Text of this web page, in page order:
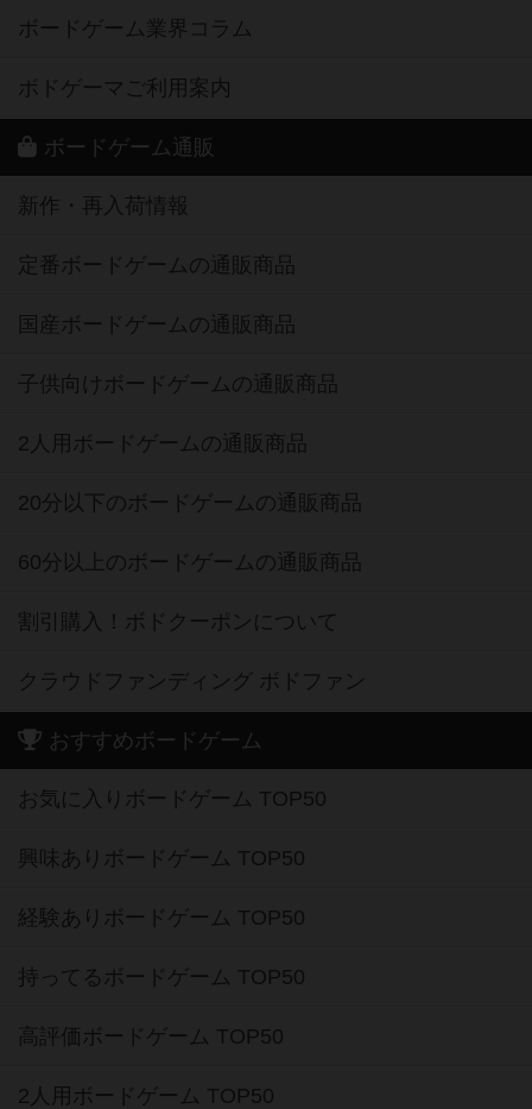
ボードゲーム業界コラム
ボドゲーマご利用案内
ボードゲーム通販
新作・再入荷情報
定番ボードゲームの通販商品
国産ボードゲームの通販商品
子供向けボードゲームの通販商品
2人用ボードゲームの通販商品
20分以下のボードゲームの通販商品
60分以上のボードゲームの通販商品
割引購入！ボドクーポンについて
クラウドファンディング ボドファン
おすすめボードゲーム
お気に入りボードゲーム TOP50
興味ありボードゲーム TOP50
経験ありボードゲーム TOP50
持ってるボードゲーム TOP50
高評価ボードゲーム TOP50
2人用ボードゲーム TOP50